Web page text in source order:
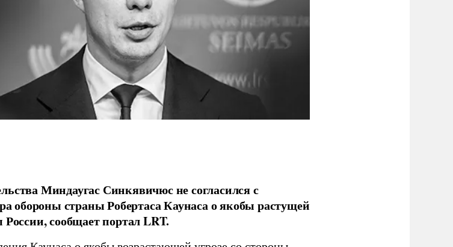
Миндаугас Синкявичюс не согласился с
обороны страны Робертаса Каунаса о якобы растущей
России, сообщает портал LRT.